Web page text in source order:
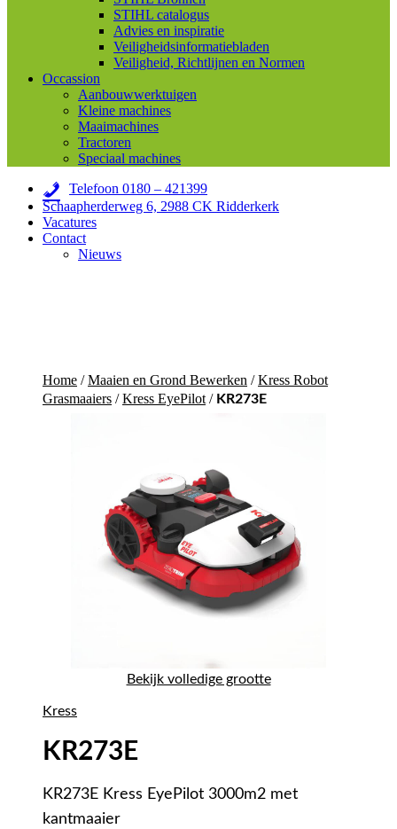
STIHL catalogus
Advies en inspiratie
Veiligheidsinformatiebladen
Veiligheid, Richtlijnen en Normen
Occassion
Aanbouwwerktuigen
Kleine machines
Maaimachines
Tractoren
Speciaal machines
Telefoon 0180 – 421399
Schaapherderweg 6, 2988 CK Ridderkerk
Vacatures
Contact
Nieuws
Home /Maaien en Grond Bewerken /Kress Robot
Grasmaaiers /Kress EyePilot / KR273E
Bekijk volledige grootte
Kress
KR273E
KR273E Kress EyePilot 3000m2 met
kantmaaier